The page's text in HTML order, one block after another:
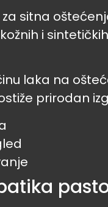
sitna
i
laka na
prirodan